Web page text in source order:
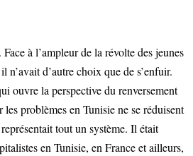
à l’ampleur de la révolte des jeunes
n’avait d’autre choix que de s’enfuir.
ouvre la perspective du renversement
problèmes en Tunisie ne se réduisent
tout un système. Il était
en Tunisie, en France et ailleurs,